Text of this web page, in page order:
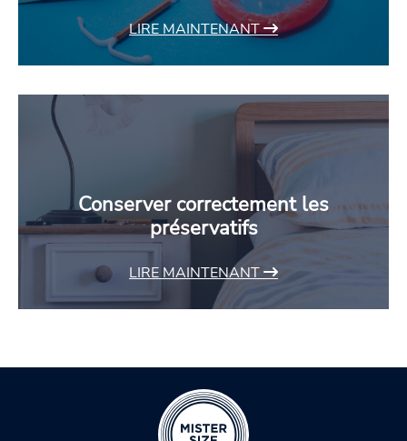
LIRE MAINTENANT
Conserver correctement les
préservatifs
LIRE MAINTENANT